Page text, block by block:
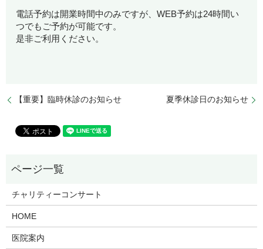
電話予約は開業時間中のみですが、WEB予約は24時間い
つでもご予約が可能です。
是非ご利用ください。
【重要】臨時休診のお知らせ 夏季休診日のお知らせ
チャリティーコンサート
HOME
医院案内